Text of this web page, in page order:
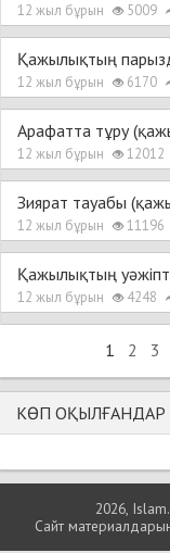
12 жыл бұрын 5009
Қа­жы­лық­тың
12 жыл бұрын 6170
Ара­фат­та тұ­ру
12 жыл бұрын 12012
Зия­рат тауабы
12 жыл бұрын 11196
Қа­жы­лық­тың
12 жыл бұрын 4248
1 2 3
КӨП ОҚЫЛҒАНДАР
2026,
Сайт материалдарын